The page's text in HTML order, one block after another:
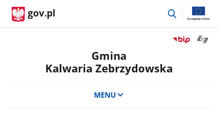
gov.pl
przejdź
Przejdź
Gmina
Kalwaria Zebrzydowska
MENU